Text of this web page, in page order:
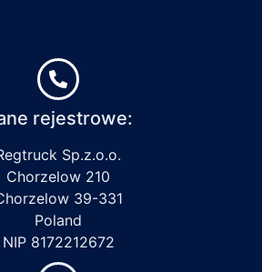
rejestrowe:
Sp.z.o.o.
Chorzelow 210
39-331
Poland
NIP 8172212672